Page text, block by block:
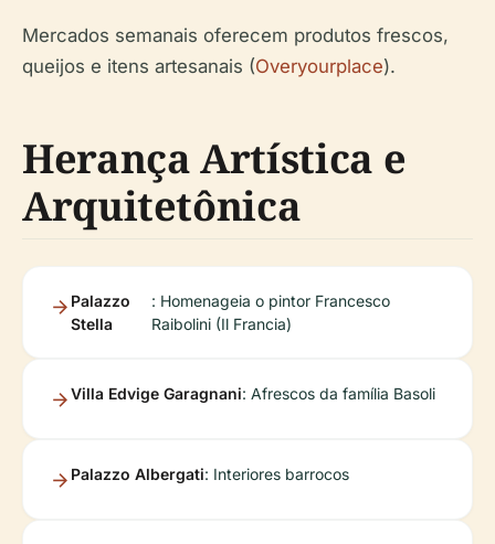
Mercados semanais oferecem produtos frescos,
queijos e itens artesanais (Overyourplace).
Herança Artística e
Arquitetônica
Palazzo
Stella
: Homenageia o pintor Francesco
Raibolini (Il Francia)
Villa Edvige Garagnani: Afrescos da família Basoli
Palazzo Albergati: Interiores barrocos